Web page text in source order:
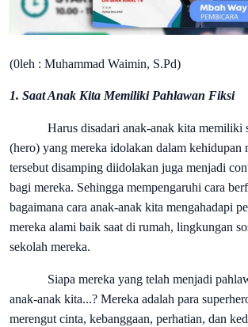
(0leh : Muhammad Waimin, S.Pd)
1. Saat Anak Kita Memiliki Pahlawan Fiksi
Harus disadari anak-anak kita memiliki
(hero) yang mereka idolakan dalam kehidupan
tersebut disamping diidolakan juga menjadi
bagi mereka. Sehingga mempengaruhi cara
bagaimana cara anak-anak kita mengahadapi
mereka alami baik saat di rumah, lingkungan
sekolah mereka.
Siapa mereka yang telah menjadi
anak-anak kita...? Mereka adalah para
merengut cinta, kebanggaan, perhatian, dan